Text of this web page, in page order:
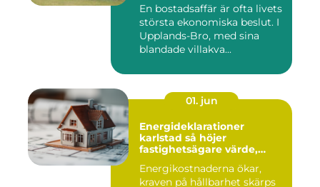
En bostadsaffär är ofta livets
största ekonomiska beslut. I
Upplands-Bro, med sina
blandade villakva...
01. jun
Energideklarationer
karlstad så höjer
fastighetsägare värde,
Energikostnaderna ökar,
kraven på hållbarhet skärps